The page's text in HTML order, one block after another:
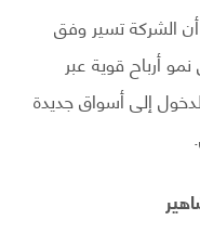
نمو سنوي تعادل 11% أن الشركة تسير وفق
أرباح قوية عبر
إلى أسواق جديدة